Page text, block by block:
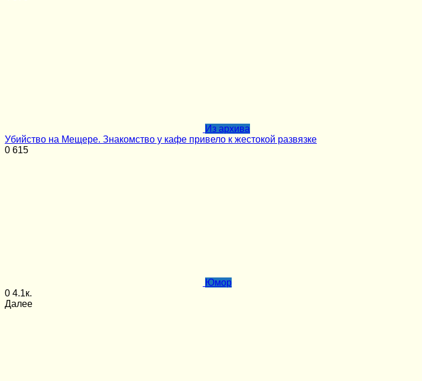
Из архива
Убийство на Мещере. Знакомство у кафе привело к жестокой развязке
0 615
Юмор
0 4.1к.
Далее